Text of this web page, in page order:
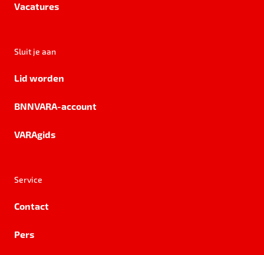
Vacatures
Sluit je aan
Lid worden
BNNVARA-account
VARAgids
Service
Contact
Pers